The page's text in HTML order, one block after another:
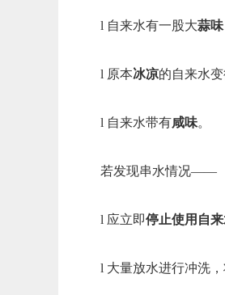
l 自来水有一股大蒜味
l 原本冰凉的自来水
l 自来水带有咸味。
若发现串水情况——
l 应立即停止使用自
l 大量放水进行冲洗